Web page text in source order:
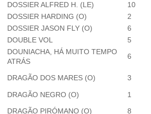
DOSSIER ALFRED H. (LE) 10
DOSSIER HARDING (O)
2
DOSSIER JASON FLY (O)
6
DOUBLE VOL
5
DOUNIACHA, HÁ MUITO TEMPO
ATRÁS
6
DRAGÃO DOS MARES (O) 3
DRAGÃO NEGRO (O) 1
DRAGÃO PIRÓMANO (O)
8